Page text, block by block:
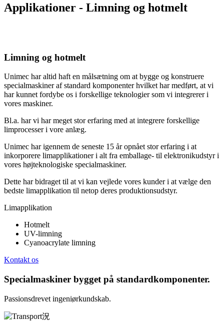
Applikationer - Limning og hotmelt
Limning og hotmelt
Unimec har altid haft en målsætning om at bygge og konstruere
specialmaskiner af standard komponenter hvilket har medført, at vi
har kunnet fordybe os i forskellige teknologier som vi integrerer i
vores maskiner.
Bl.a. har vi har meget stor erfaring med at integrere forskellige
limprocesser i vore anlæg.
Unimec har igennem de seneste 15 år opnået stor erfaring i at
inkorporere limapplikationer i alt fra emballage- til elektronikudstyr i
vores højteknologiske specialmaskiner.
Dette har bidraget til at vi kan vejlede vores kunder i at vælge den
bedste limapplikation til netop deres produktionsudstyr.
Limapplikation
Hotmelt
UV-limning
Cyanoacrylate limning
Kontakt os
Specialmaskiner bygget på standardkomponenter.
Passionsdrevet ingeniørkundskab.